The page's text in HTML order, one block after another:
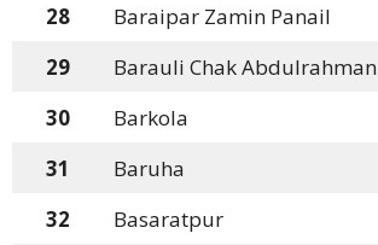
28
Baraipar Zamin Panail
29
Barauli Chak Abdulrahman
30
Barkola
31
Baruha
32
Basaratpur